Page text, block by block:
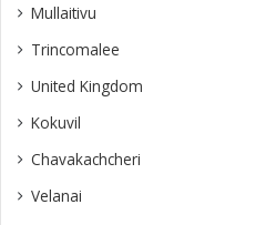
Mullaitivu
Trincomalee
United Kingdom
Kokuvil
Chavakachcheri
Velanai